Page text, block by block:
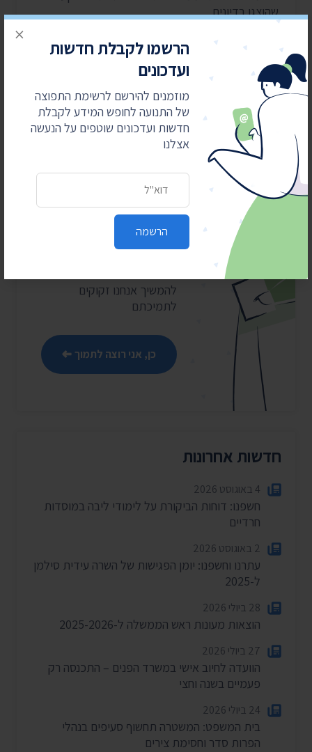
הרשמו לקבלת חדשות
ועדכונים
מוזמנים להירשם לרשימת התפוצה
של התנועה לחופש המידע לקבלת
חדשות ועדכונים שוטפים על הנעשה
אצלנו
הרשמה
×
שהוצגו בדיונים
לכתבה המלאה
1
3
4
5
6
7
מאבקים משפטיים
עולים כסף
התנועה לחופש המידע מובילה
להמשיך אנחנו זקוקים
לתמיכתם
כן, אני רוצה לתמוך
חדשות אחרונות
4 באוגוסט 2026
חשפנו: דוחות הביקורת על לימודי ליבה במוסדות
חרדיים
2 באוגוסט 2026
עתרנו וחשפנו: יומן הפגישות של השרה עידית סילמן
ל-2025
28 ביולי 2026
הוצאות מעונות ראש הממשלה ל-2025-2026
27 ביולי 2026
הוועדה לחיוב אישי במשרד הפנים – התכנסה רק
פעמיים בשנה וחצי
24 ביולי 2026
בית המשפט: המשטרה תחשוף סעיפים בנהלי
הפרות סדר וחסימת צירים